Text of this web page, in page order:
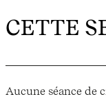
CETTE
Aucune séance de